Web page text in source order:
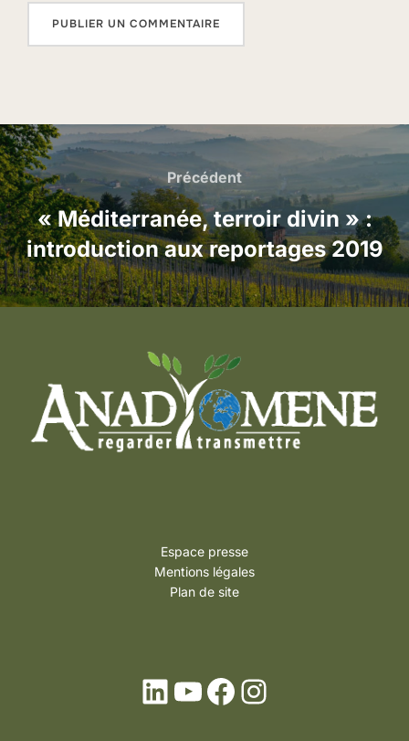
Navigation
de
l’article
Précédent
Précédent
« Méditerranée, terroir divin » :
introduction aux reportages 2019
Espace presse
Mentions légales
Plan de site
LinkedIn
YouTube
Facebook
Instagram